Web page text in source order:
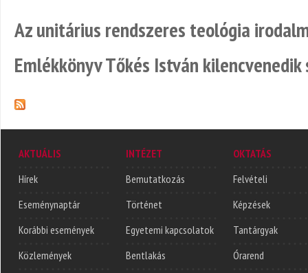
Az unitárius rendszeres teológia
Emlékkönyv Tőkés István
AKTUÁLIS
Hírek
Eseménynaptár
Korábbi események
Közlemények
INTÉZET
Bemutatkozás
Történet
Egyetemi kapcsolatok
Bentlakás
OKTATÁS
Felvételi
Képzések
Tantárgyak
Órarend